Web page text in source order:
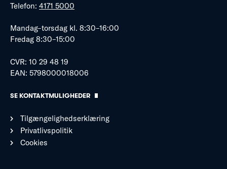
Telefon: 4171 5000
Mandag–torsdag kl. 8:30–16:00
Fredag 8:30–15:00
CVR: 10 29 48 19
EAN: 5798000018006
SE KONTAKTMULIGHEDER
Tilgængelighedserklæring
Privatlivspolitik
Cookies